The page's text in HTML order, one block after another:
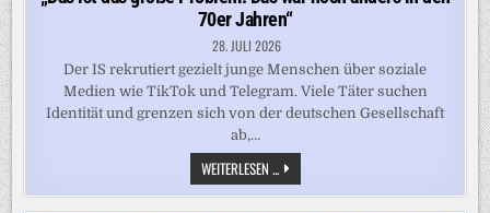
70er Jahren“
28. JULI 2026
Der IS rekrutiert gezielt junge Menschen über soziale
Medien wie TikTok und Telegram. Viele Täter suchen
Identität und grenzen sich von der deutschen Gesellschaft
ab,…
WEITERLESEN ... „DAS
IST
DAS